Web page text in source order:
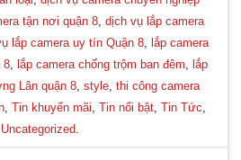
tận nơi quận 8 dịch vụ lắp camera
lắp camera uy tín Quận 8,
lắp camera
8, lắp camera chống trộm ban đêm
lắp
Lân quận 8 style thi công camera
, Tin khuyến mãi Tin nổi bật, Tin Tức
Uncategorized